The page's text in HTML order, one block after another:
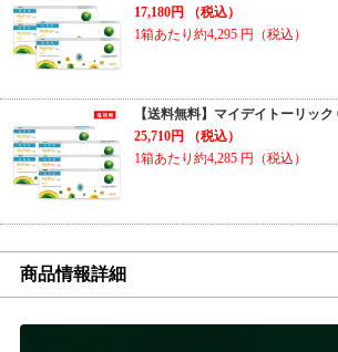
17,180円
（税込）
1箱あたり約4,295 円（税込）
【送料無料】マイデイトーリック
25,710円
（税込）
1箱あたり約4,285 円（税込）
商品情報詳細